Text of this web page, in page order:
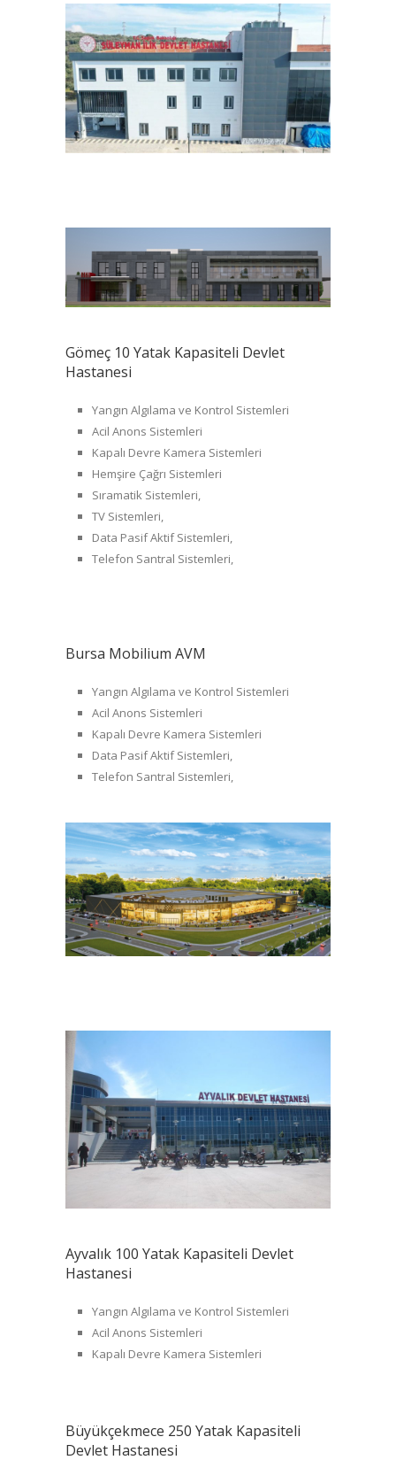
Gömeç 10 Yatak Kapasiteli Devlet
Hastanesi
Yangın Algılama ve Kontrol Sistemleri
Acil Anons Sistemleri
Kapalı Devre Kamera Sistemleri
Hemşire Çağrı Sistemleri
Sıramatik Sistemleri,
TV Sistemleri,
Data Pasif Aktif Sistemleri,
Telefon Santral Sistemleri,
Bursa Mobilium AVM
Yangın Algılama ve Kontrol Sistemleri
Acil Anons Sistemleri
Kapalı Devre Kamera Sistemleri
Data Pasif Aktif Sistemleri,
Telefon Santral Sistemleri,
Ayvalık 100 Yatak Kapasiteli Devlet
Hastanesi
Yangın Algılama ve Kontrol Sistemleri
Acil Anons Sistemleri
Kapalı Devre Kamera Sistemleri
Büyükçekmece 250 Yatak Kapasiteli
Devlet Hastanesi